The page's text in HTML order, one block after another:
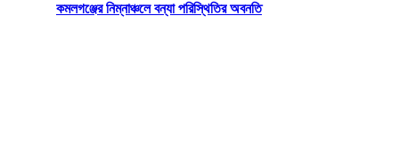
কমলগঞ্জের নিম্নাঞ্চলে বন্যা পরিস্থিতির অবনতি